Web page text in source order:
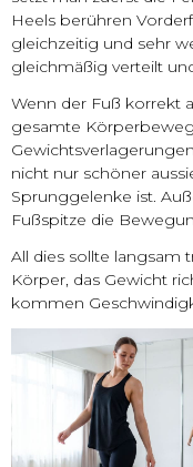
Heels berühren
gleichzeitig und sehr
gleichmäßig verteilt
Wenn der Fuß korrekt
gesamte
nicht nur schöner
Sprunggelenke ist.
Fußspitze die
All dies sollte langsam
Körper, das Gewicht
kommen